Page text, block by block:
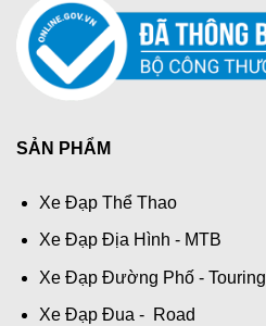
SẢN PHẨM
Xe Đạp Thể Thao
Xe Đạp Địa Hình - MTB
Xe Đạp Đường Phố - Touring
Xe Đạp Đua - Road